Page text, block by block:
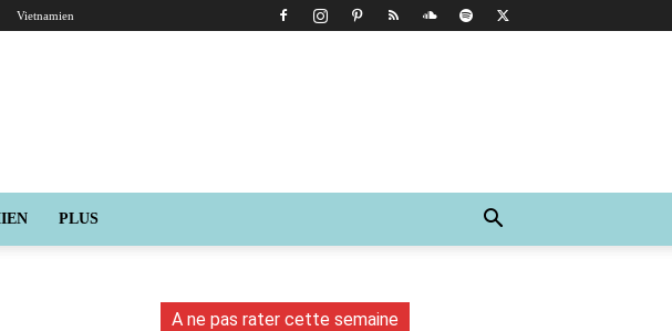
Vietnamien
PLUS
A ne pas rater cette semaine